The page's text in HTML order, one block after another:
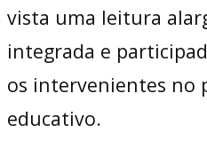
vista uma leitura
integrada e
os intervenientes no
educativo.